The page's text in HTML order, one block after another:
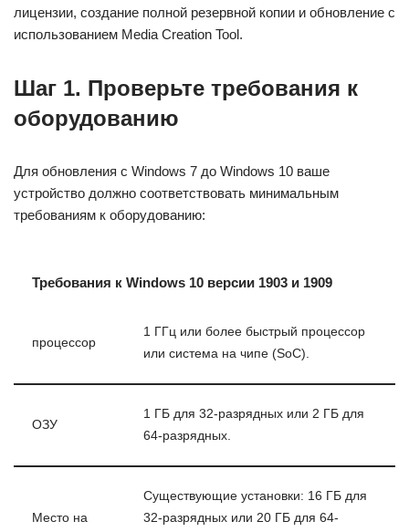
лицензии, создание полной резервной копии и обновление с
использованием Media Creation Tool.
Шаг 1. Проверьте требования к
оборудованию
Для обновления с Windows 7 до Windows 10 ваше
устройство должно соответствовать минимальным
требованиям к оборудованию:
Требования к Windows 10 версии 1903 и 1909
процессор
1 ГГц или более быстрый процессор
или система на чипе (SoC).
ОЗУ
1 ГБ для 32-разрядных или 2 ГБ для
64-разрядных.
Место на
Существующие установки: 16 ГБ для
32-разрядных или 20 ГБ для 64-